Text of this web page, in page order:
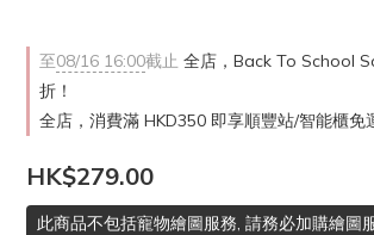
至08/16 16:00截止 全店，Back To School
折！
全店，消費滿 HKD350 即享順豐站/智能櫃免
HK$279.00
此商品不包括寵物繪圖服務, 請務必加購繪圖